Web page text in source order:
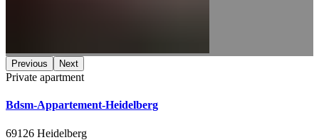
Previous Next
Private apartment
Bdsm-Appartement-Heidelberg
69126 Heidelberg